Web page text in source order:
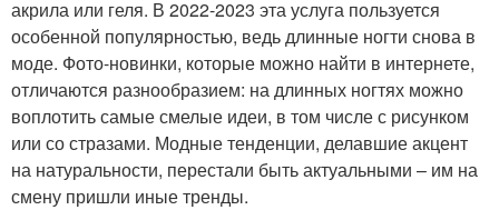
акрила или геля. В 2022-2023 эта услуга пользуется
особенной популярностью, ведь длинные ногти снова в
моде. Фото-новинки, которые можно найти в интернете,
отличаются разнообразием: на длинных ногтях можно
воплотить самые смелые идеи, в том числе с рисунком
или со стразами. Модные тенденции, делавшие акцент
на натуральности, перестали быть актуальными – им на
смену пришли иные тренды.